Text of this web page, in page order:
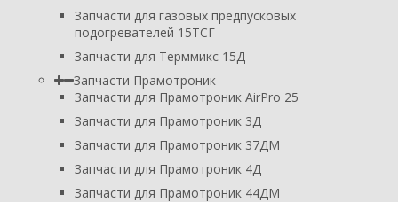
Запчасти для газовых предпусковых
подогревателей 15ТСГ
Запчасти для Терммикс 15Д
Запчасти Прамотроник
Запчасти для Прамотроник AirPro 25
Запчасти для Прамотроник 3Д
Запчасти для Прамотроник 37ДМ
Запчасти для Прамотроник 4Д
Запчасти для Прамотроник 44ДМ